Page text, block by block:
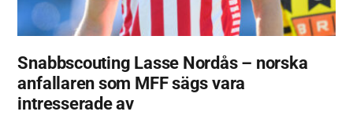
Snabbscouting Lasse Nordås – norska
anfallaren som MFF sägs vara
intresserade av